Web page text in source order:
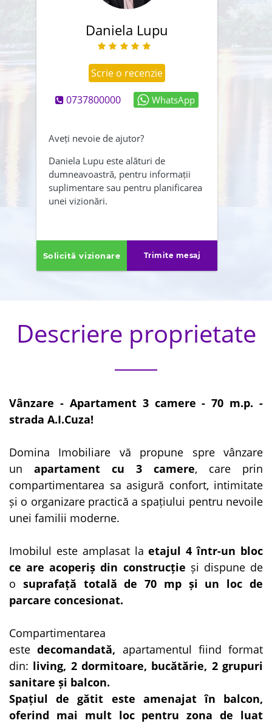
Daniela Lupu
Scrie o recenzie
0737800000
WhatsApp
Aveți nevoie de ajutor?
Daniela Lupu este alături de
dumneavoastră, pentru informații
suplimentare sau pentru planificarea
unei vizionări.
Solicită vizionare Trimite mesaj
Abonează-mă și la newsletter
Creează-mi și un cont
Am citit și sunt de acord cu
termenii și conditiile
,
Politica de confidentialitate
Descriere proprietate
Vânzare - Apartament 3 camere - 70 m.p. -
strada A.I.Cuza!
Domina Imobiliare vă propune spre vânzare
un apartament cu 3 camere, care prin
compartimentarea sa asigură confort, intimitate
și o organizare practică a spațiului pentru nevoile
unei familii moderne.
Imobilul este amplasat laetajul 4 într-un bloc
ce are acoperiș din construcție și dispune de
o suprafață totală de 70 mp și un loc de
parcare concesionat.
Compartimentarea
estedecomandată, apartamentul fiind format
din: living, 2 dormitoare, bucătărie, 2 grupuri
sanitare și balcon.
Spațiul de gătit este amenajat în balcon,
oferind mai mult loc pentru zona de luat